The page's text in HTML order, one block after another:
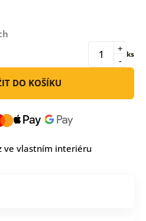
-
+ ks
DO KOŠÍKU
ve vlastním interiéru